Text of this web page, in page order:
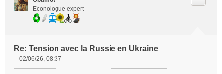
Econologue expert
Re: Tension avec la Russie en Ukraine
02/06/26, 08:37